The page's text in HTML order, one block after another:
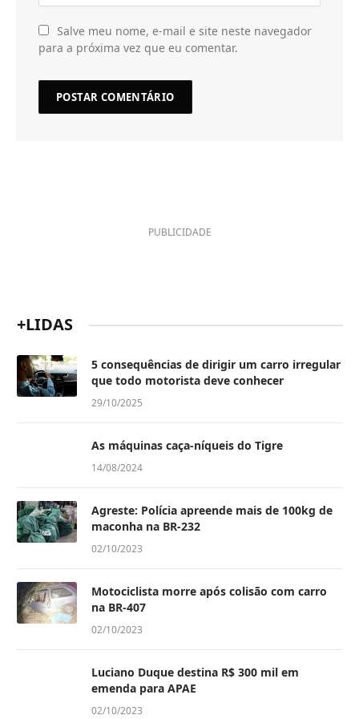
Salve meu nome, e-mail e site neste navegador
para a próxima vez que eu comentar.
PUBLICIDADE
+LIDAS
5 consequências de dirigir um carro irregular
que todo motorista deve conhecer
29/10/2025
As máquinas caça-níqueis do Tigre
14/08/2024
Agreste: Polícia apreende mais de 100kg de
maconha na BR-232
02/10/2023
Motociclista morre após colisão com carro
na BR-407
02/10/2023
Luciano Duque destina R$ 300 mil em
emenda para APAE
02/10/2023